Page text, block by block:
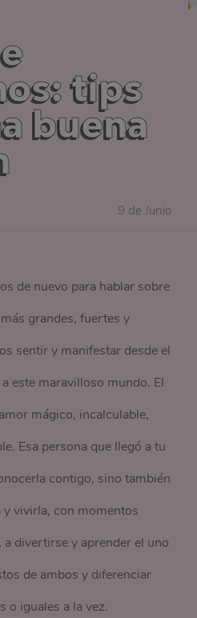
tips
buena
9 de Junio
de nuevo para hablar sobre
grandes, fuertes y
sentir y manifestar desde el
este maravilloso mundo. El
mágico, incalculable,
Esa persona que llegó a tu
contigo, sino también
vivirla, con momentos
divertirse y aprender el uno
de ambos y diferenciar
o iguales a la vez.